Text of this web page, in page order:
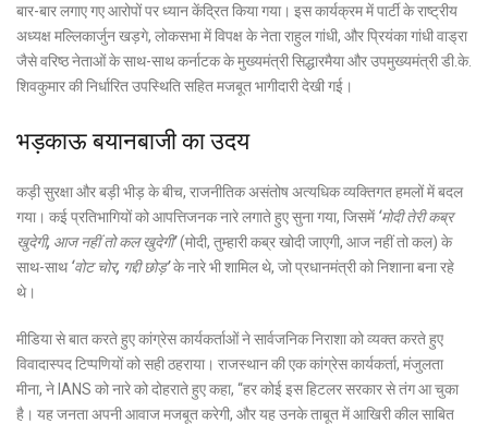
बार-बार लगाए गए आरोपों पर ध्यान केंद्रित किया गया। इस कार्यक्रम में पार्टी के राष्ट्रीय
अध्यक्ष मल्लिकार्जुन खड़गे, लोकसभा में विपक्ष के नेता राहुल गांधी, और प्रियंका गांधी वाड्रा
जैसे वरिष्ठ नेताओं के साथ-साथ कर्नाटक के मुख्यमंत्री सिद्धारमैया और उपमुख्यमंत्री डी.के.
शिवकुमार की निर्धारित उपस्थिति सहित मजबूत भागीदारी देखी गई।
भड़काऊ बयानबाजी का उदय
कड़ी सुरक्षा और बड़ी भीड़ के बीच, राजनीतिक असंतोष अत्यधिक व्यक्तिगत हमलों में बदल
गया। कई प्रतिभागियों को आपत्तिजनक नारे लगाते हुए सुना गया, जिसमें‘मोदी तेरी कब्र
खुदेगी, आज नहीं तो कल खुदेगी’(मोदी, तुम्हारी कब्र खोदी जाएगी, आज नहीं तो कल) के
साथ-साथ‘वोट चोर, गद्दी छोड़’के नारे भी शामिल थे, जो प्रधानमंत्री को निशाना बना रहे
थे।
मीडिया से बात करते हुए कांग्रेस कार्यकर्ताओं ने सार्वजनिक निराशा को व्यक्त करते हुए
विवादास्पद टिप्पणियों को सही ठहराया। राजस्थान की एक कांग्रेस कार्यकर्ता, मंजुलता
मीना, ने IANS को नारे को दोहराते हुए कहा, “हर कोई इस हिटलर सरकार से तंग आ चुका
है। यह जनता अपनी आवाज मजबूत करेगी, और यह उनके ताबूत में आखिरी कील साबित